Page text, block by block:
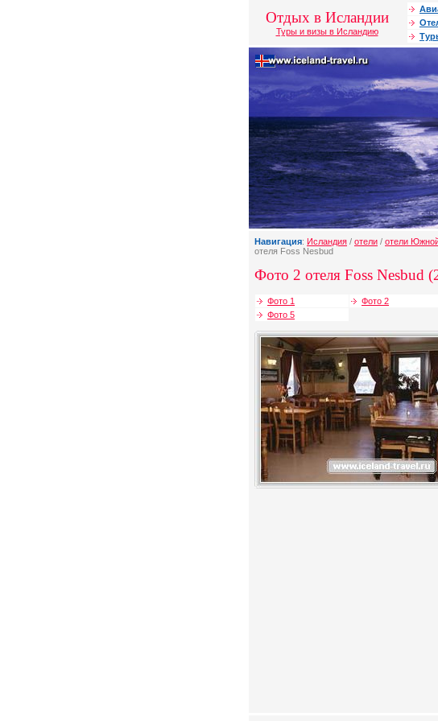
Отдых в Исландии
Туры и визы в Исландию
Навигация: Исландия / отели / отели
отеля Foss Nesbud
Фото 2 отеля Foss Nesbud
Фото 1 Фото 2
Фото 5